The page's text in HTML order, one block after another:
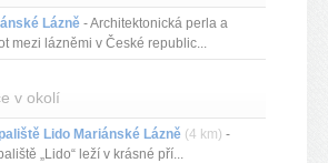
Lázně - Architektonická perla a
mezi lázněmi v České republic...
v okolí
Lido Mariánské Lázně (4 km) -
„Lido“ leží v krásné pří...